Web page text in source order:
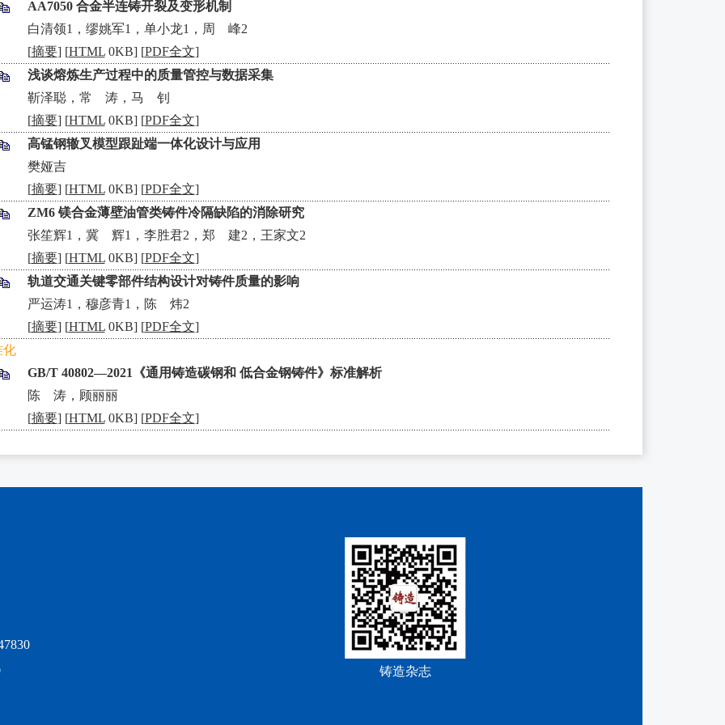
AA7050 合金半连铸开裂及变形机制
白清领1，缪姚军1，单小龙1，周 峰2
[摘要] [HTML0KB] [PDF全文]
浅谈熔炼生产过程中的质量管控与数据采集
靳泽聪，常 涛，马 钊
[摘要] [HTML0KB] [PDF全文]
高锰钢辙叉模型跟趾端一体化设计与应用
樊娅吉
[摘要] [HTML0KB] [PDF全文]
ZM6 镁合金薄壁油管类铸件冷隔缺陷的消除研究
张笙辉1，冀 辉1，李胜君2，郑 建2，王家文2
[摘要] [HTML0KB] [PDF全文]
轨道交通关键零部件结构设计对铸件质量的影响
严运涛1，穆彦青1，陈 炜2
[摘要] [HTML0KB] [PDF全文]
化
GB/T 40802—2021《通用铸造碳钢和 低合金钢铸件》标准解析
陈 涛，顾丽丽
[摘要] [HTML0KB] [PDF全文]
铸造杂志